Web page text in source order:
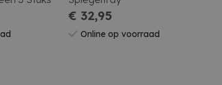
€ 32,95
Online op voorraad